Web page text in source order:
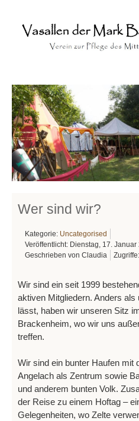
Wer sind wir?
Kategorie: Uncategorised
Veröffentlicht: Dienstag, 17. Januar
Geschrieben von Claudia
Wir sind ein seit 1999
aktiven Mitgliedern. Anders
lässt, haben wir unseren Sitz
Brackenheim, wo wir uns
treffen.
Wir sind ein bunter Haufen mit
Angelach als Zentrum sowie
und anderem bunten Volk.
der Reise zu einem Hoftag –
Gelegenheiten, wo Zelte